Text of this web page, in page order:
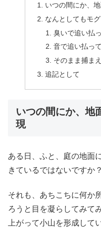
いつの間にか、
なんとしてもモ
臭いで追い払
音で追い払っ
そのまま捕ま
追記として
いつの間にか、地
現
ある日、ふと、庭の地面
きているではないですか？
それも、あちこちに何か
ろうと目を凝らしてみて
上がって小山を形成して